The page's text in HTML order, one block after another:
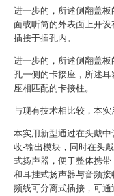
进一步的，所述侧翻盖
面或听筒的外表面上开
插接于插孔内。
进一步的，所述侧翻盖
孔一侧的卡接座，所述
座相匹配的卡接柱。
与现有技术相比较，本实
本实用新型通过在头戴
收-输出模块，同时在头
式扬声器，便于整体携
和耳挂式扬声器与音频
频线可分离式插接，可